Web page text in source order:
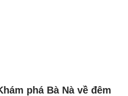
phá Bà Nà về đêm